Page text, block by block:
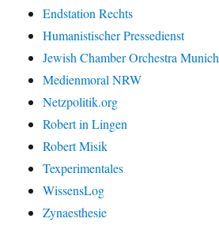
Endstation Rechts
Humanistischer Pressedienst
Jewish Chamber Orchestra Munich
Medienmoral NRW
Netzpolitik.org
Robert in Lingen
Robert Misik
Texperimentales
WissensLog
Zynaesthesie